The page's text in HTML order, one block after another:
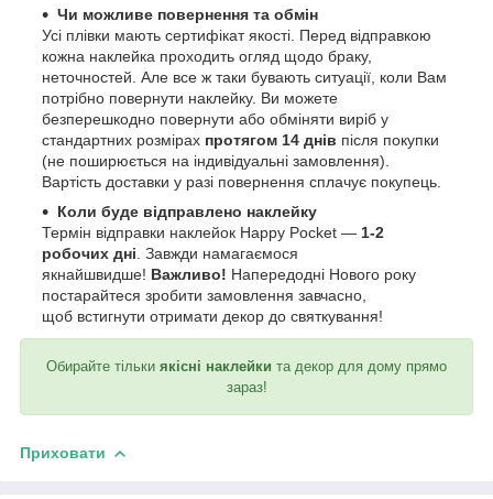
Чи можливе повернення та обмін
Усі плівки мають сертифікат якості. Перед відправкою
кожна наклейка проходить огляд щодо браку,
неточностей. Але все ж таки бувають ситуації, коли Вам
потрібно повернути наклейку. Ви можете
безперешкодно повернути або обміняти виріб у
стандартних розмірах протягом 14 днів після покупки
(не поширюється на індивідуальні замовлення).
Вартість доставки у разі повернення сплачує покупець.
Коли буде відправлено наклейку
Термін відправки наклейок Happy Pocket — 1-2
робочих дні . Завжди намагаємося
якнайшвидше! Важливо! Напередодні Нового року
постарайтеся зробити замовлення завчасно,
щоб встигнути отримати декор до святкування!
Обирайте тільки якісні наклейки та декор для дому прямо
зараз!
Приховати